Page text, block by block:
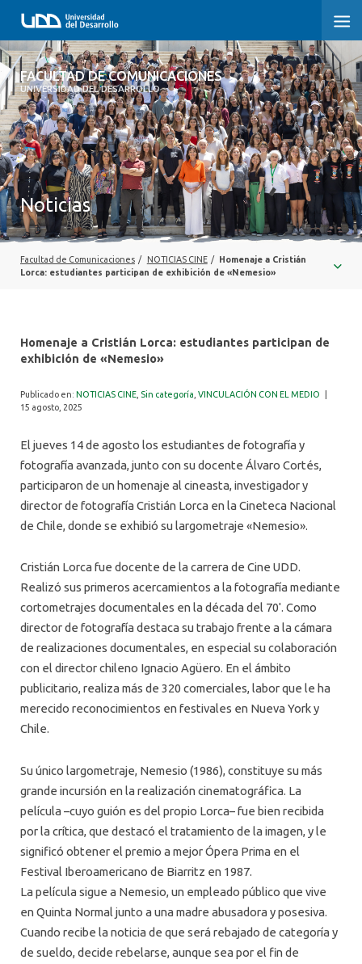
FACULTAD DE COMUNICACIONES
UNIVERSIDAD DEL DESARROLLO
FACULTAD DE COMUNICACIONES
INICIO
SOBRE LA FACULTAD
CARRERAS
POSTGRADOS Y EDUCACIÓN CONTINUA
INVESTIGACIÓN
ALUMNI
Noticias
Facultad de Comunicaciones / NOTICIAS CINE / Homenaje a Cristián
Lorca: estudiantes participan de exhibición de «Nemesio»
Homenaje a Cristián Lorca: estudiantes participan de
exhibición de «Nemesio»
Publicado en: NOTICIAS CINE Sin categoría VINCULACIÓN CON EL MEDIO
15 agosto, 2025
El jueves 14 de agosto los estudiantes de fotografía y
fotografía avanzada, junto con su docente Álvaro Cortés,
participaron de un homenaje al cineasta, investigador y
director de fotografía Cristián Lorca en la Cineteca Nacional
de Chile, donde se exhibió su largometraje «Nemesio».
Cristián Lorca fue docente de la carrera de Cine UDD.
Realizó sus primeros acercamientos a la fotografía mediante
cortometrajes documentales en la década del 70′. Como
director de fotografía destaca su trabajo frente a la cámara
de realizaciones documentales, en especial su colaboración
con el director chileno Ignacio Agüero. En el ámbito
publicitario, realiza más de 320 comerciales, labor que le ha
merecido reconocimientos en festivales en Nueva York y
Chile.
Su único largometraje, Nemesio (1986), constituye su más
grande incursión en la realización cinematográfica. La
película –cuyo guión es del propio Lorca– fue bien recibida
por la crítica, que destacó el tratamiento de la imagen, y le
significó obtener el premio a mejor Ópera Prima en el
Festival Iberoamericano de Biarritz en 1987.
La película sigue a Nemesio, un empleado público que vive
en Quinta Normal junto a una madre abusadora y posesiva.
Cuando recibe la noticia de que será rebajado de categoría y
de sueldo, decide rebelarse, aunque sea por el fin de